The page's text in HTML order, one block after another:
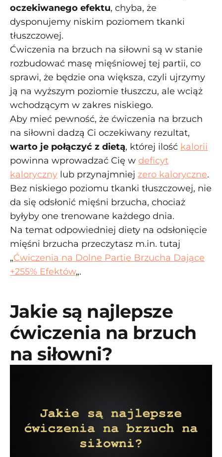
oczekiwanego efektu, chyba, że
dysponujemy niskim poziomem tkanki
tłuszczowej.
Ćwiczenia na brzuch na siłowni są w stanie
rozbudować masę mięśniowej tej partii, co
sprawi, że będzie ona większa, czyli ujrzymy
ją na wyższym poziomie tłuszczu, ale wciąż
wchodzącym w zakres niskiego.
Aby mieć pewność, że ćwiczenia na brzuch
na siłowni dadzą Ci oczekiwany rezultat,
warto je połączyć z dietą, której ilość kalorii
powinna wprowadzać Cię w deficyt
kaloryczny lub przynajmniej zero kaloryczne.
Bez niskiego poziomu tkanki tłuszczowej, nie
da się odsłonić mięśni brzucha, chociaż
byłyby one trenowane każdego dnia.
Na temat odpowiedniej diety na odsłonięcie
mięśni brzucha przeczytasz m.in. tutaj
„Ćwiczenia na Dolne Partie Brzucha Dające
+255% Efektów„.
Jakie są najlepsze
ćwiczenia na brzuch
na siłowni?